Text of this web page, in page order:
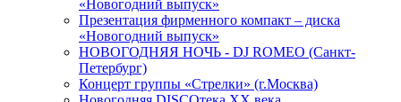
«Новогодний выпуск»
Презентация фирменного компакт – диска
«Новогодний выпуск»
НОВОГОДНЯЯ НОЧЬ - DJ ROMEO (Санкт-
Петербург)
Концерт группы «Стрелки» (г.Москва)